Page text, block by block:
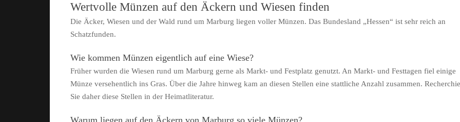
Wertvolle Münzen auf den Äckern und Wiesen finden
Die Äcker, Wiesen und der Wald rund um Marburg liegen voller Münzen. Das Bundesland „Hessen“ ist sehr reich an
Schatzfunden.
Wie kommen Münzen eigentlich auf eine Wiese?
Früher wurden die Wiesen rund um Marburg gerne als Markt- und Festplatz genutzt. An Markt- und Festtagen fiel einige
Münze versehentlich ins Gras. Über die Jahre hinweg kam an diesen Stellen eine stattliche Anzahl zusammen.
Sie daher diese Stellen in der Heimatliteratur.
Warum liegen auf den Äckern von Marburg so viele Münzen?